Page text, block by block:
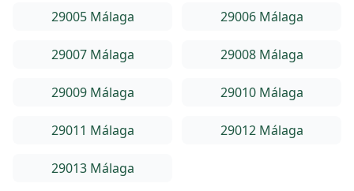
29005 Málaga 29006 Málaga
29007 Málaga 29008 Málaga
29009 Málaga 29010 Málaga
29011 Málaga 29012 Málaga
29013 Málaga